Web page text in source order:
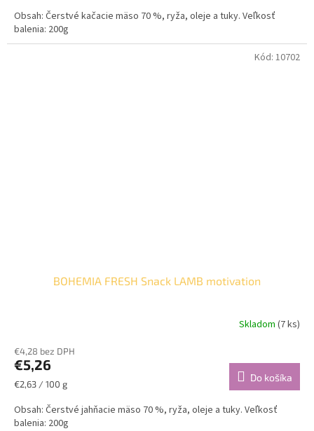
Obsah: Čerstvé kačacie mäso 70 %, ryža, oleje a tuky. Veľkosť
balenia: 200g
BOHEMIA FRESH Snack LAMB motivation
Skladom (7 ks)
€4,28 bez DPH
€5,26
Jednotková
€2,63 / 100 g
Do košíka
Obsah: Čerstvé jahňacie mäso 70 %, ryža, oleje a tuky. Veľkosť
balenia: 200g
Kód: 10702